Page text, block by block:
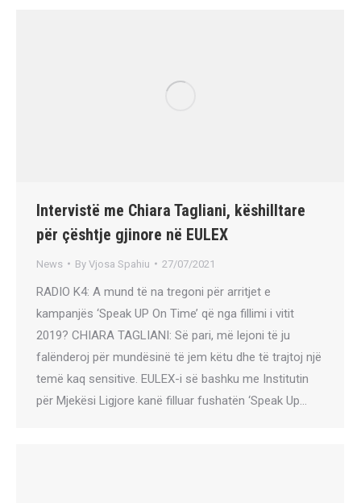
Intervistë me Chiara Tagliani, këshilltare
për çështje gjinore në EULEX
News By Vjosa Spahiu 27/07/2021
RADIO K4: A mund të na tregoni për arritjet e
kampanjës ‘Speak UP On Time’ që nga fillimi i vitit
2019? CHIARA TAGLIANI: Së pari, më lejoni të ju
falënderoj për mundësinë të jem këtu dhe të trajtoj një
temë kaq sensitive. EULEX-i së bashku me Institutin
për Mjekësi Ligjore kanë filluar fushatën ‘Speak Up…